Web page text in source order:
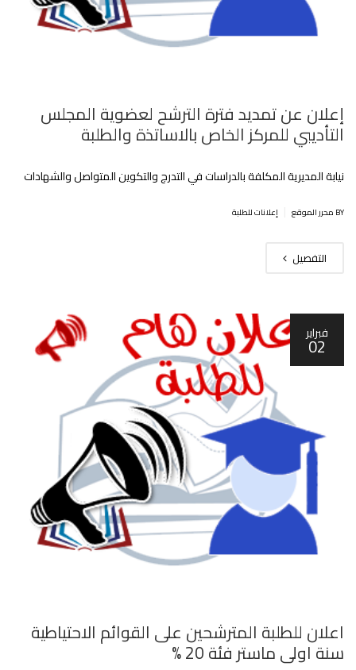
إعلان عن تمديد فترة الترشح لعضوية المجلس
التأديبي للمركز الخاص بالاساتذة والطلبة
نيابة المديرية المكلفة بالدراسات في التدرج والتكوين المتواصل والشهادات
BY محرر الموقع إعلانات للطلبة
التفصيل
فبراير
02
اعلان للطلبة المترشحين على القوائم الاحتياطية
سنة اولى ماستر فئة 20 %